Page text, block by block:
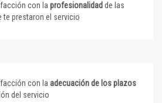
con la profesionalidad de las
te prestaron el servicio
con la adecuación de los plazos
del servicio